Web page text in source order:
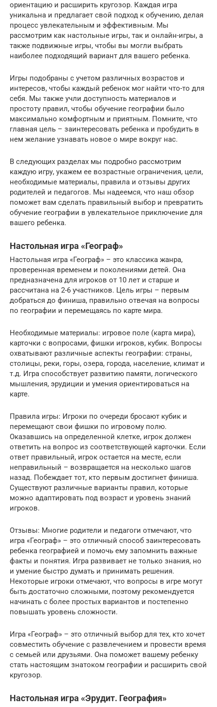
ориентацию и расширить кругозор. Каждая игра
уникальна и предлагает свой подход к обучению, делая
процесс увлекательным и эффективным. Мы
рассмотрим как настольные игры, так и онлайн-игры, а
также подвижные игры, чтобы вы могли выбрать
наиболее подходящий вариант для вашего ребенка.
Игры подобраны с учетом различных возрастов и
интересов, чтобы каждый ребенок мог найти что-то для
себя. Мы также учли доступность материалов и
простоту правил, чтобы обучение географии было
максимально комфортным и приятным. Помните, что
главная цель – заинтересовать ребенка и пробудить в
нем желание узнавать новое о мире вокруг нас.
В следующих разделах мы подробно рассмотрим
каждую игру, укажем ее возрастные ограничения, цели,
необходимые материалы, правила и отзывы других
родителей и педагогов. Мы надеемся, что наш обзор
поможет вам сделать правильный выбор и превратить
обучение географии в увлекательное приключение для
вашего ребенка.
Настольная игра «Географ»
Настольная игра «Географ» – это классика жанра,
проверенная временем и поколениями детей. Она
предназначена для игроков от 10 лет и старше и
рассчитана на 2-6 участников. Цель игры – первым
добраться до финиша, правильно отвечая на вопросы
по географии и перемещаясь по карте мира.
Необходимые материалы: игровое поле (карта мира),
карточки с вопросами, фишки игроков, кубик. Вопросы
охватывают различные аспекты географии: страны,
столицы, реки, горы, озера, города, население, климат и
т.д. Игра способствует развитию памяти, логического
мышления, эрудиции и умения ориентироваться на
карте.
Правила игры: Игроки по очереди бросают кубик и
перемещают свои фишки по игровому полю.
Оказавшись на определенной клетке, игрок должен
ответить на вопрос из соответствующей карточки. Если
ответ правильный, игрок остается на месте, если
неправильный – возвращается на несколько шагов
назад. Побеждает тот, кто первым достигнет финиша.
Существуют различные варианты правил, которые
можно адаптировать под возраст и уровень знаний
игроков.
Отзывы: Многие родители и педагоги отмечают, что
игра «Географ» – это отличный способ заинтересовать
ребенка географией и помочь ему запомнить важные
факты и понятия. Игра развивает не только знания, но
и умение быстро думать и принимать решения.
Некоторые игроки отмечают, что вопросы в игре могут
быть достаточно сложными, поэтому рекомендуется
начинать с более простых вариантов и постепенно
повышать уровень сложности.
Игра «Географ» – это отличный выбор для тех, кто хочет
совместить обучение с развлечением и провести время
с семьей или друзьями. Она поможет вашему ребенку
стать настоящим знатоком географии и расширить свой
кругозор.
Настольная игра «Эрудит. География»